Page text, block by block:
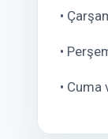
•
•
•